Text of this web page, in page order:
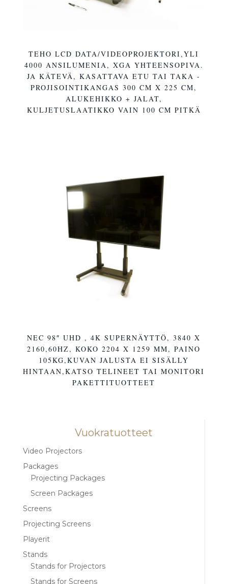
TEHO LCD DATA/VIDEOPROJEKTORI,YLI
4000 ANSILUMENIA, XGA YHTEENSOPIVA.
JA KÄTEVÄ, KASATTAVA ETU TAI TAKA -
PROJISOINTIKANGAS 300 CM X 225 CM,
ALUKEHIKKO + JALAT,
KULJETUSLAATIKKO VAIN 100 CM PITKÄ
NEC 98″ UHD , 4K SUPERNÄYTTÖ, 3840 X
2160,60HZ, KOKO 2204 X 1259 MM, PAINO
105KG,KUVAN JALUSTA EI SISÄLLY
HINTAAN,KATSO TELINEET TAI MONITORI
PAKETTITUOTTEET
Vuokratuotteet
Video Projectors
Packages
Projecting Packages
Screen Packages
Screens
Projecting Screens
Playerit
Stands
Stands for Projectors
Stands for Screens